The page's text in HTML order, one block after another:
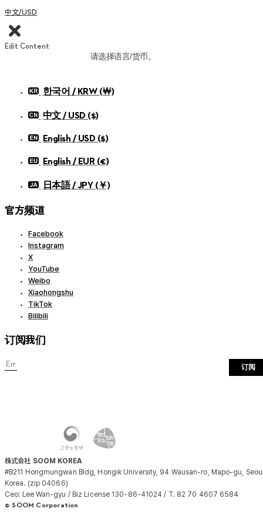
中文/USD
Edit Content
请选择语言/货币。
한국어 / KRW (￦)
中文 / USD ($)
English / USD ($)
English / EUR (€)
日本語 / JPY (￥)
官方频道
Facebook
Instagram
X
YouTube
Weibo
Xiaohongshu
TikTok
Bilibili
订阅我们
订阅
株式会社 SOOM KOREA
#B211 Hongmungwan Bldg, Hongik University, 94 Wausan-ro, Mapo-gu,
Korea. (zip 04066)
Ceo: Lee Wan-gyu / Biz License 130-86-41024 / T. 82 70 4607 6584
© SOOM Corporation